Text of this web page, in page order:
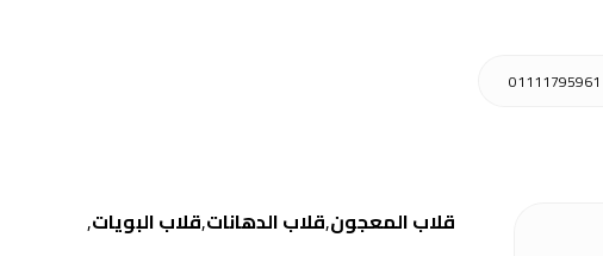
قلاب المعجون,قلاب الدهانات,قلاب البويات,